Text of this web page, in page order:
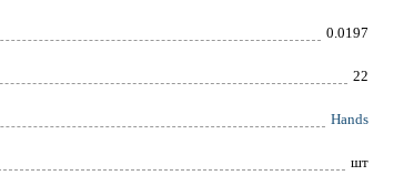
0.0197
22
Hands
шт